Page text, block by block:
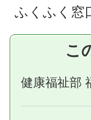
ふくふく窓
こ
健康福祉部